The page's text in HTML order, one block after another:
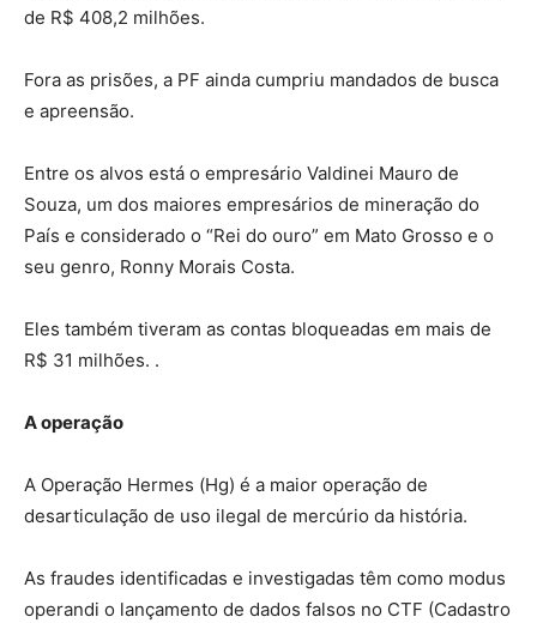
de R$ 408,2 milhões.
Fora as prisões, a PF ainda cumpriu mandados de busca
e apreensão.
Entre os alvos está o empresário Valdinei Mauro de
Souza, um dos maiores empresários de mineração do
País e considerado o “Rei do ouro” em Mato Grosso e o
seu genro, Ronny Morais Costa.
Eles também tiveram as contas bloqueadas em mais de
R$ 31 milhões. .
A operação
A Operação Hermes (Hg) é a maior operação de
desarticulação de uso ilegal de mercúrio da história.
As fraudes identificadas e investigadas têm como modus
operandi o lançamento de dados falsos no CTF (Cadastro